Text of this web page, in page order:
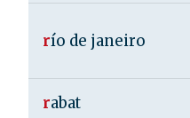
río de janeiro
rabat